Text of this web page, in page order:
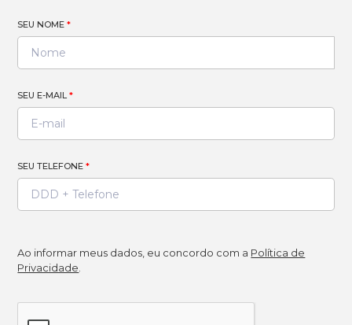
SEU NOME*
SEU E-MAIL*
SEU TELEFONE*
Ao informar meus dados, eu concordo com a Política de
Privacidade